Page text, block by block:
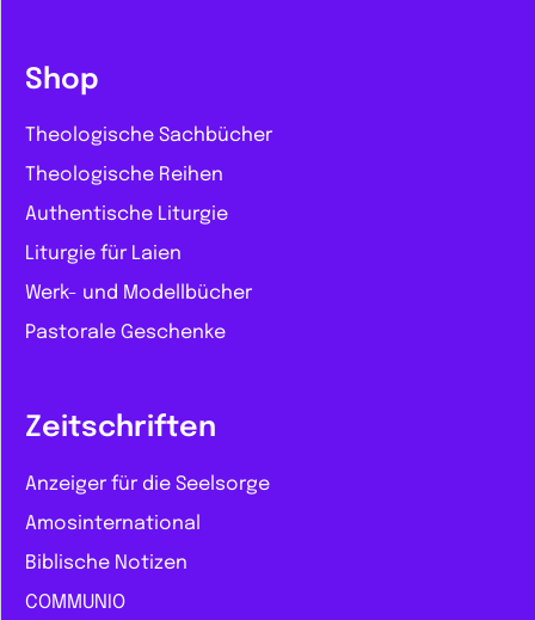
Shop
Theologische Sachbücher
Theologische Reihen
Authentische Liturgie
Liturgie für Laien
Werk- und Modellbücher
Pastorale Geschenke
Zeitschriften
Anzeiger für die Seelsorge
Amosinternational
Biblische Notizen
COMMUNIO